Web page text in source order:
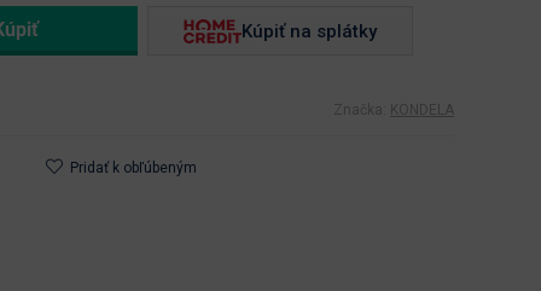
Kúpiť na splátky
Značka: KONDELA
Pridať k obľúbeným